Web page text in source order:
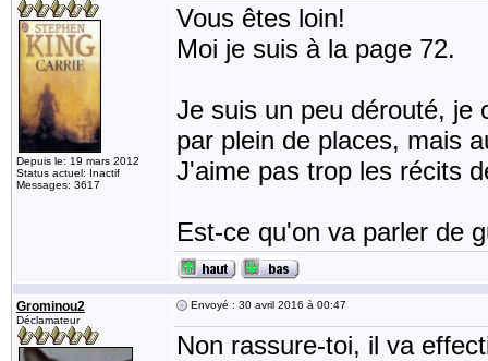
Depuis le: 19 mars 2012
Status actuel: Inactif
Messages: 3617
Vous êtes loin!
Moi je suis à la page 72.
Je suis un peu dérouté, je
par plein de places, mais
J'aime pas trop les récits
Est-ce qu'on va parler de
Grominou2
Déclamateur
Envoyé : 30 avril 2016 à 00:47
Non rassure-toi, il va